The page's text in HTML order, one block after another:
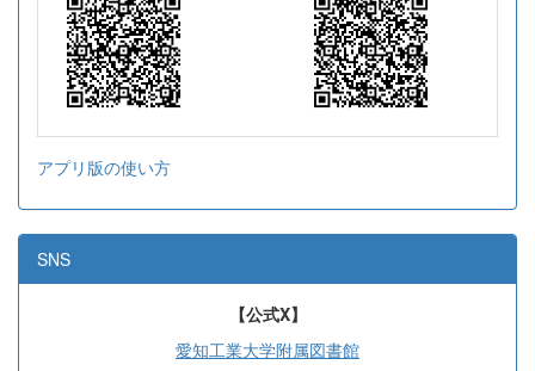
アプリ版の使い方
SNS
【公式X】
愛知工業大学附属図書館